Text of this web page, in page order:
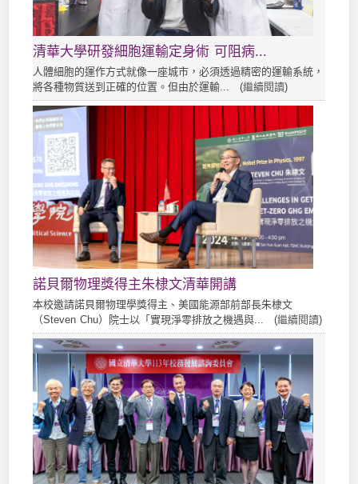
清華大學研發細胞運輸定身術 可阻病...
人體細胞的運作方式就像一座城市，必須透過精密的運輸系統，
將各種物質送到正確的位置。但由於運輸... (繼續閱讀)
諾貝爾物理獎得主朱棣文清華開講
本校邀請諾貝爾物理學獎得主、美國能源部前部長朱棣文
（Steven Chu）院士以「實現淨零排放之機遇與... (繼續閱讀)